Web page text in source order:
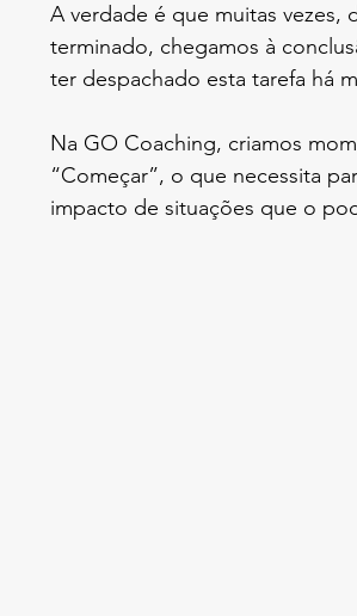
A verdade é que muitas vezes,
terminado, chegamos à
ter despachado esta tarefa há
Na GO Coaching, criamos
“Começar”, o que necessita
impacto de situações que o